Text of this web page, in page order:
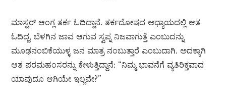
ಮಾಸ್ಟರ್ ಆಂಗ್ಲ ತರ್ಕ ಓದಿದ್ದಾನೆ. ತರ್ಕದೋಷದ ಅಧ್ಯಾಯದಲ್ಲಿ ಆತ
ಓದಿದ್ದ, ಬೆಳಗಿನ ಜಾವ ಆಗುವ ಸ್ವಪ್ನ ನಿಜವಾಗುತ್ತೆ ಎಂಬುದನ್ನು
ಮೂಢನಂಬಿಕೆಯುಳ್ಳ ಜನ ಮಾತ್ರ ನಂಬುತ್ತಾರೆ ಎಂಬುದಾಗಿ. ಅದಕ್ಕಾಗಿ
ಆತ ಪರಮಹಂಸರನ್ನು ಕೇಳುತ್ತಿದ್ದಾನೆ: “ನಿಮ್ಮ ಭಾವನೆಗೆ ವ್ಯತಿರಿಕ್ತವಾದ
ಯಾವುದೂ ಆಗಿಯೇ ಇಲ್ಲವೇ?”